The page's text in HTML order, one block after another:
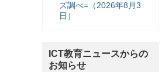
ズ調べ=（2026年8月3
日）
ICT教育ニュースからの
お知らせ